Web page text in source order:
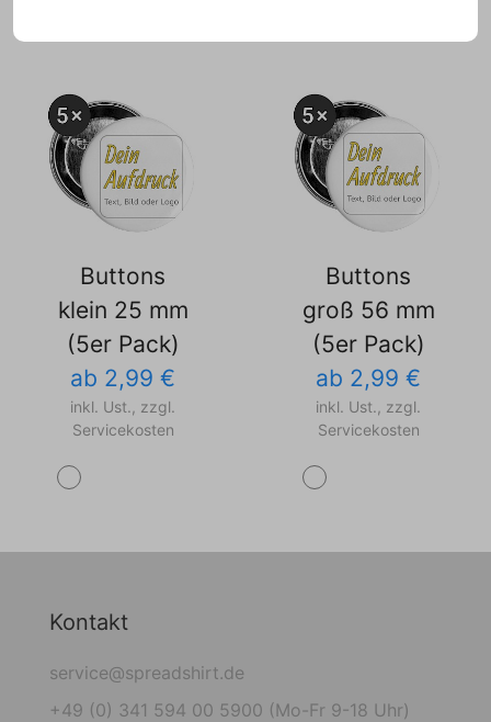
Buttons
klein 25 mm
(5er Pack)
ab 2,99 €
inkl. Ust., zzgl.
Servicekosten
Buttons
groß 56 mm
(5er Pack)
ab 2,99 €
inkl. Ust., zzgl.
Servicekosten
Kontakt
service@spreadshirt.de
+49 (0) 341 594 00 5900 (Mo-Fr 9-18 Uhr)